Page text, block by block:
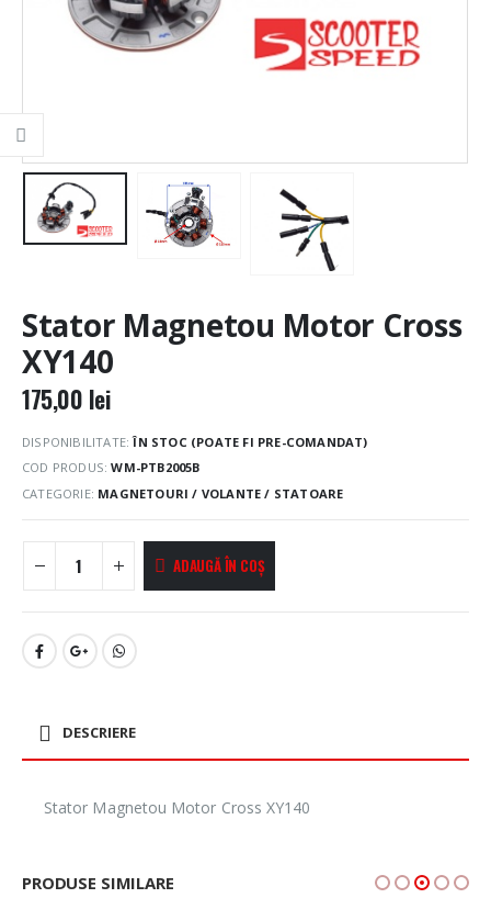
Stator Magnetou Motor Cross
XY140
175,00 lei
DISPONIBILITATE:ÎN STOC (POATE FI PRE-COMANDAT)
COD PRODUS:WM-PTB2005B
CATEGORIE: MAGNETOURI / VOLANTE / STATOARE
ADAUGĂ ÎN COȘ
DESCRIERE
Stator Magnetou Motor Cross XY140
PRODUSE SIMILARE